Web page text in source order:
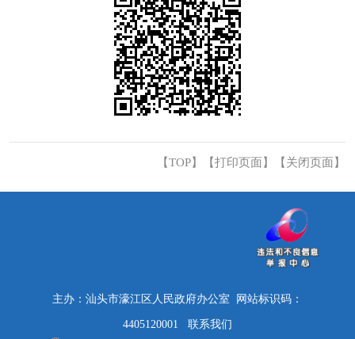
【TOP】 【打印页面 】【 关闭页面 】
主办：汕头市濠江区人民政府办公室 网站标识码：
4405120001 联系我们